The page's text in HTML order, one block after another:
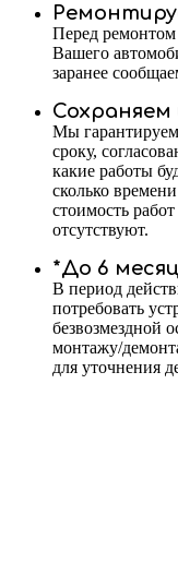
Перед ремонтом
Вашего
заранее
Мы гарантируем
сроку,
какие работы
сколько
стоимость
отсутствуют.
*До 6
В период
потребовать
безвозмездной
монтажу/
для уточнения